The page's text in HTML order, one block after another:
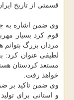
قسمتی از تاریخ
وی ضمن اشاره به
قوم کرد بسیار
مردان بزرگ بتوانم
لطیفی عنوان کرد:
مستعد کردستان
خواهد رفت.
وی ضمن تاکید بر
و استانی برای